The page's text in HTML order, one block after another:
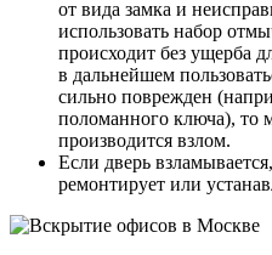
от вида замка и
использовать набор
происходит без ущерба
в дальнейшем
сильно поврежден
поломанного ключа), то
производится взлом.
Если дверь
ремонтирует или